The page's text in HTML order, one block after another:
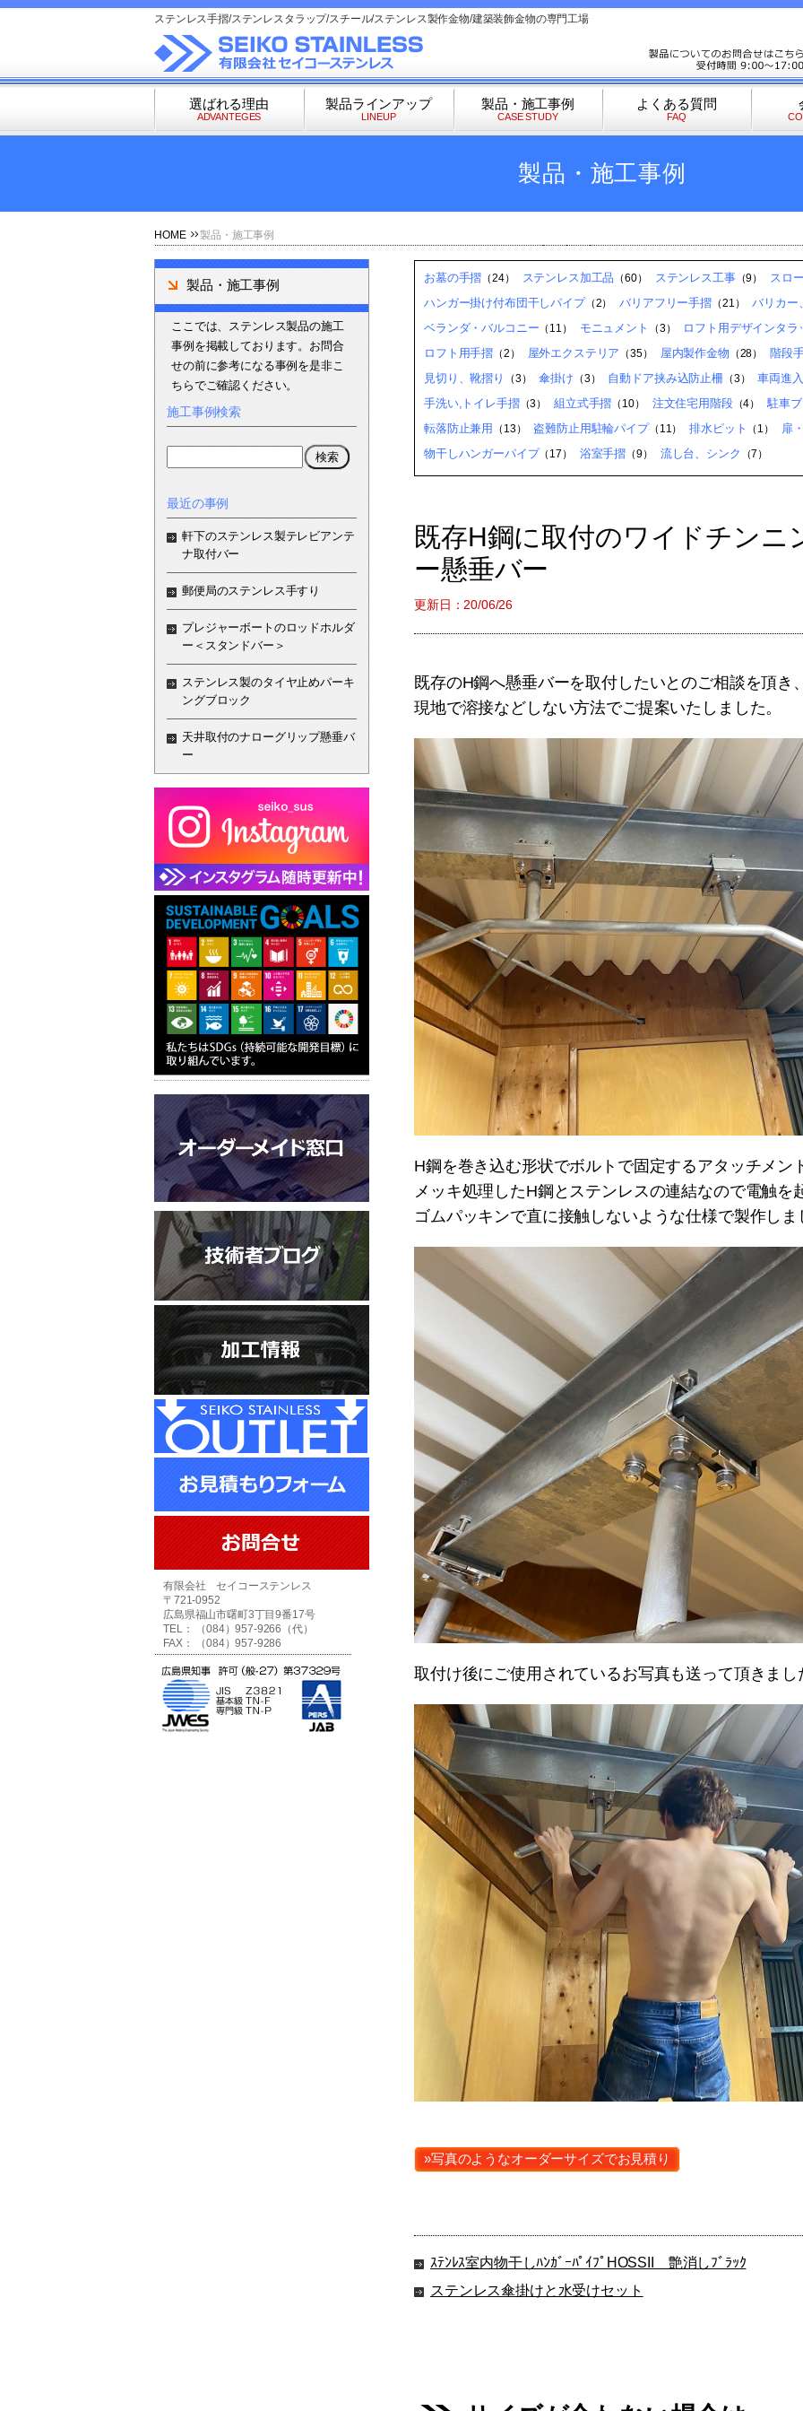
ステンレス手摺/ステンレスタラップ/スチール/ステンレス製作金物/建築装飾金物の専門工場
選ばれる理由
ADVANTEGES
製品ラインアップ
LINEUP
製品・施工事例
CASE STUDY
よくある質問
FAQ
製品・施工事例
HOME 製品・施工事例
お墓の手摺 （24） ステンレス加工品 （60） ステンレス工事（9）
スロ
ハンガー掛け付布団干しパイプ（2） バリアフリー手摺 （21）
バリカー
ベランダ・バルコニー （11） モニュメント （3）
ロフト用デザインタラ
ロフト用手摺 （2） 屋外エクステリア （35） 屋内製作金物 （28）
階段
見切り、靴摺り
（3） 傘掛け （3） 自動ドア挟み込防止柵 （3）
車両進
手洗い,トイレ手摺（3） 組立式手摺 （10） 注文住宅用階段（4）
駐車
転落防止兼用
（13） 盗難防止用駐輪パイプ（11） 排水ピット （1）
扉
物干しハンガーパイプ（17） 浴室手摺 （9） 流し台、シンク （7）
既存H鋼に取付のワイドチンニ
ー懸垂バー
更新日：20/06/26
既存のH鋼へ懸垂バーを取付したいとのご相談を頂き
現地で溶接などしない方法でご提案いたしました。
H鋼を巻き込む形状でボルトで固定するアタッチメン
メッキ処理したH鋼とステンレスの連結なので電触を
ゴムパッキンで直に接触しないような仕様で製作しま
取付け後にご使用されているお写真も送って頂きまし
»写真のようなオーダーサイズでお見積り
ｽﾃﾝﾚｽ室内物干しﾊﾝｶﾞｰﾊﾟｲﾌﾟHOSSII 艶消しﾌﾞﾗｯｸ
ステンレス傘掛けと水受けセット
製品・施工事例
ここでは、ステンレス製品の施工
事例を掲載しております。お問合
せの前に参考になる事例を是非こ
ちらでご確認ください。
施工事例検索
最近の事例
軒下のステンレス製テレビアンテ
ナ取付バー
郵便局のステンレス手すり
プレジャーボートのロッドホルダ
ー＜スタンドバー＞
ステンレス製のタイヤ止めパーキ
ングブロック
天井取付のナローグリップ懸垂バ
ー
有限会社 セイコーステンレス
〒721-0952
広島県福山市曙町3丁目9番17号
TEL： （084）957-9266（代）
FAX： （084）957-9286